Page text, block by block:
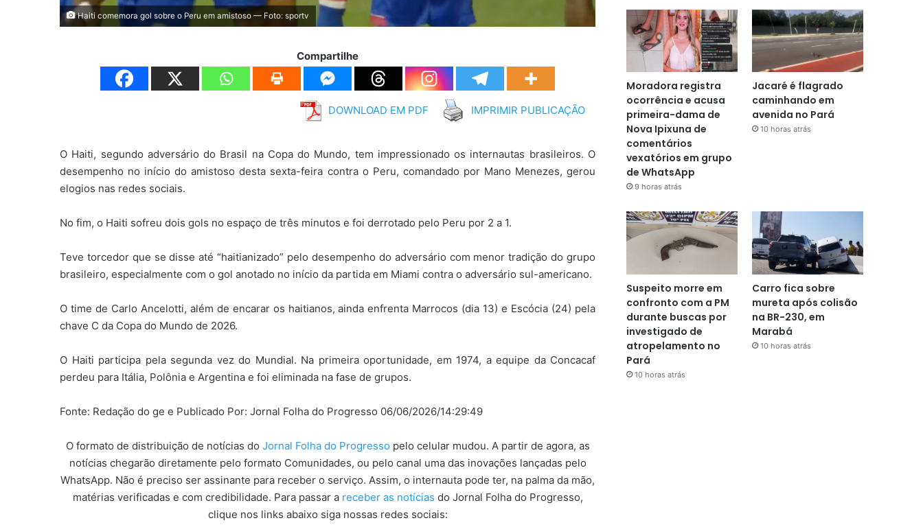
Haiti comemora gol sobre o Peru em amistoso — Foto: sportv
Compartilhe
DOWNLOAD EM PDF IMPRIMIR PUBLICAÇÃO
O Haiti, segundo adversário do Brasil na Copa do Mundo, tem impressionado os internautas brasileiros. O
desempenho no início do amistoso desta sexta-feira contra o Peru, comandado por Mano Menezes, gerou
elogios nas redes sociais.
No fim, o Haiti sofreu dois gols no espaço de três minutos e foi derrotado pelo Peru por 2 a 1.
Teve torcedor que se disse até “haitianizado” pelo desempenho do adversário com menor tradição do grupo
brasileiro, especialmente com o gol anotado no início da partida em Miami contra o adversário sul-americano.
O time de Carlo Ancelotti, além de encarar os haitianos, ainda enfrenta Marrocos (dia 13) e Escócia (24) pela
chave C da Copa do Mundo de 2026.
O Haiti participa pela segunda vez do Mundial. Na primeira oportunidade, em 1974, a equipe da Concacaf
perdeu para Itália, Polônia e Argentina e foi eliminada na fase de grupos.
Fonte: Redação do ge e Publicado Por: Jornal Folha do Progresso 06/06/2026/14:29:49
O formato de distribuição de notícias do Jornal Folha do Progresso pelo celular mudou. A partir de agora, as
notícias chegarão diretamente pelo formato Comunidades, ou pelo canal uma das inovações lançadas pelo
WhatsApp. Não é preciso ser assinante para receber o serviço. Assim, o internauta pode ter, na palma da mão,
matérias verificadas e com credibilidade. Para passar a receber as notícias do Jornal Folha do Progresso,
clique nos links abaixo siga nossas redes sociais:
Moradora registra
ocorrência e acusa
primeira-dama de
Nova Ipixuna de
comentários
vexatórios em grupo
de WhatsApp
9 horas atrás
Jacaré é flagrado
caminhando em
avenida no Pará
10 horas atrás
Suspeito morre em
confronto com a PM
durante buscas por
investigado de
atropelamento no
Pará
10 horas atrás
Carro fica sobre
mureta após colisão
na BR-230, em
Marabá
10 horas atrás